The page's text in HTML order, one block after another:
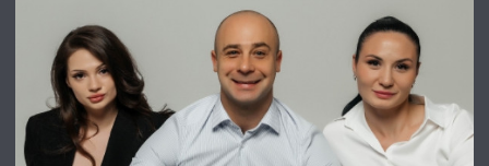
С Уважением, Юрий.
Недвижимость Северо-Запада.